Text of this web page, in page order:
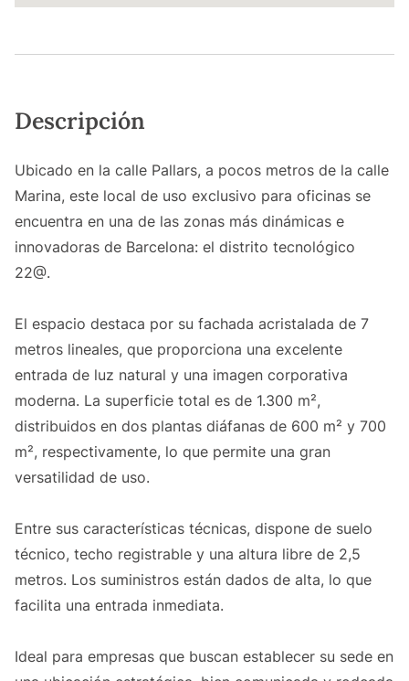
Descripción
Ubicado en la calle Pallars, a pocos metros de la calle
Marina, este local de uso exclusivo para oficinas se
encuentra en una de las zonas más dinámicas e
innovadoras de Barcelona: el distrito tecnológico
22@.
El espacio destaca por su fachada acristalada de 7
metros lineales, que proporciona una excelente
entrada de luz natural y una imagen corporativa
moderna. La superficie total es de 1.300 m²,
distribuidos en dos plantas diáfanas de 600 m² y 700
m², respectivamente, lo que permite una gran
versatilidad de uso.
Entre sus características técnicas, dispone de suelo
técnico, techo registrable y una altura libre de 2,5
metros. Los suministros están dados de alta, lo que
facilita una entrada inmediata.
Ideal para empresas que buscan establecer su sede en